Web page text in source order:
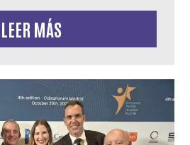
LEER MÁS